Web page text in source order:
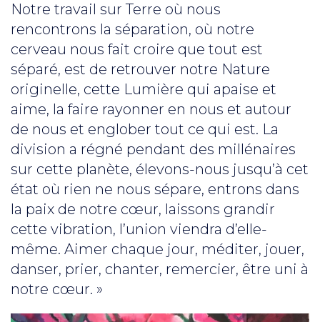
Notre travail sur Terre où nous
rencontrons la séparation, où notre
cerveau nous fait croire que tout est
séparé, est de retrouver notre Nature
originelle, cette Lumière qui apaise et
aime, la faire rayonner en nous et autour
de nous et englober tout ce qui est. La
division a régné pendant des millénaires
sur cette planète, élevons-nous jusqu’à cet
état où rien ne nous sépare, entrons dans
la paix de notre cœur, laissons grandir
cette vibration, l’union viendra d’elle-
même. Aimer chaque jour, méditer, jouer,
danser, prier, chanter, remercier, être uni à
notre cœur. »